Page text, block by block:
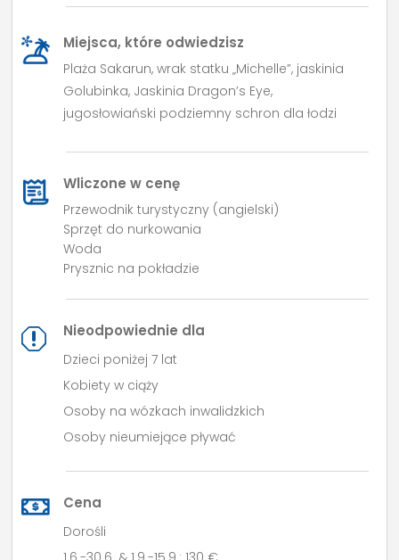
Miejsca, które odwiedzisz
Plaża Sakarun, wrak statku „Michelle”, jaskinia
Golubinka, Jaskinia Dragon’s Eye,
jugosłowiański podziemny schron dla łodzi
Wliczone w cenę
Przewodnik turystyczny (angielski)
Sprzęt do nurkowania
Woda
Prysznic na pokładzie
q Nieodpowiednie dla
Dzieci poniżej 7 lat
Kobiety w ciąży
Osoby na wózkach inwalidzkich
Osoby nieumiejące pływać
Cena
Dorośli